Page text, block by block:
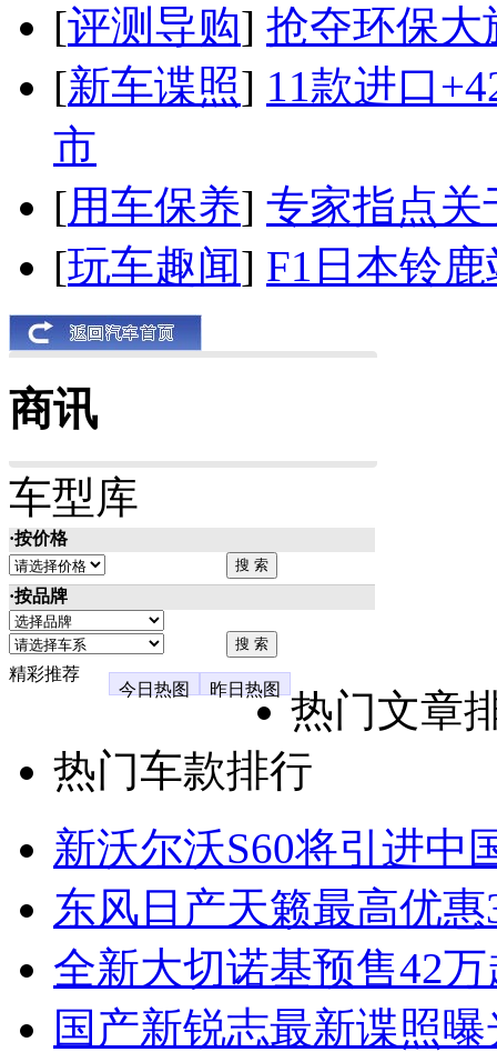
[评测导购] 抢夺环保大
[新车谍照] 11款进口
市
[用车保养] 专家指点关
[玩车趣闻] F1日本铃
商讯
车型库
·按价格
·按品牌
精彩推荐
今日热图
昨日热图
热门文章
热门车款排行
新沃尔沃S60将引进中
东风日产天籁最高优
全新大切诺基预售42
国产新锐志最新谍照